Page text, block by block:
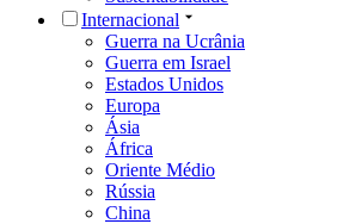
Internacional
Guerra na Ucrânia
Guerra em Israel
Estados Unidos
Europa
Ásia
África
Oriente Médio
Rússia
China